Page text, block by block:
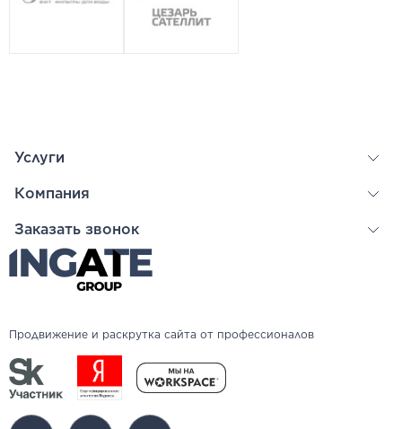
Продвижение и раскрутка сайта от профессионалов
Услуги
Компания
Заказать звонок